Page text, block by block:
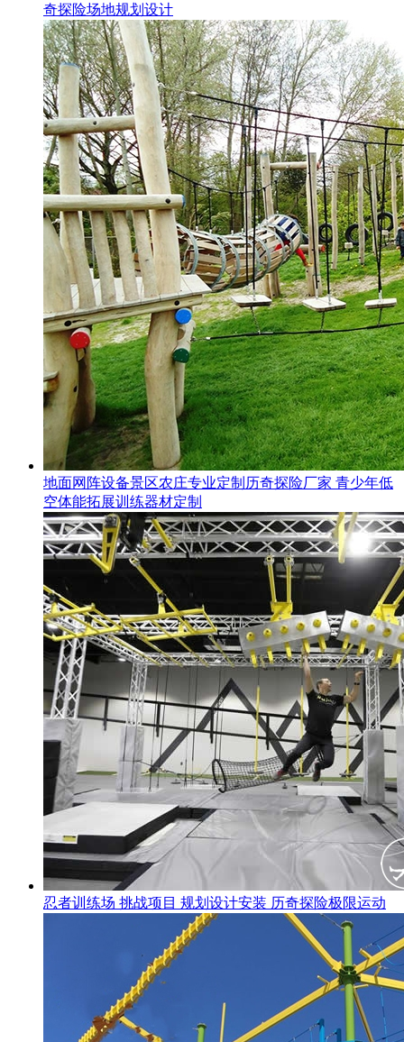
奇探险场地规划设计
地面网阵设备景区农庄专业定制历奇探险厂家 青少年低
空体能拓展训练器材定制
忍者训练场 挑战项目 规划设计安装 历奇探险极限运动